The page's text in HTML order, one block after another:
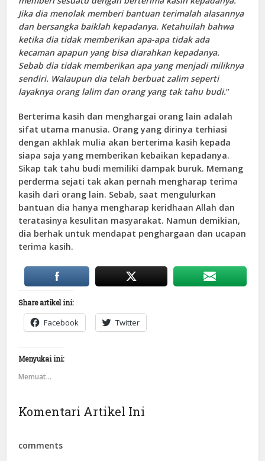
Jika dia menolak memberi bantuan terimalah alasannya
dan bersangka baiklah kepadanya. Ketahuilah bahwa
ketika dia tidak memberikan apa-apa tidak ada
kecaman apapun yang bisa diarahkan kepadanya.
Sebab dia tidak memberikan apa yang menjadi miliknya
sendiri. Walaupun dia telah berbuat zalim seperti
layaknya orang lalim dan orang yang tak tahu budi.“
Berterima kasih dan menghargai orang lain adalah
sifat utama manusia. Orang yang dirinya terhiasi
dengan akhlak mulia akan berterima kasih kepada
siapa saja yang memberikan kebaikan kepadanya.
Sikap tak tahu budi memiliki dampak buruk. Memang
perderma sejati tak akan pernah mengharap terima
kasih dari orang lain. Sebab, saat mengulurkan
bantuan dia hanya mengharap keridhaan Allah dan
teratasinya kesulitan masyarakat. Namun demikian,
dia berhak untuk mendapat penghargaan dan ucapan
terima kasih.
Share artikel ini:
Facebook Twitter
Menyukai ini:
Memuat...
Komentari Artikel Ini
comments